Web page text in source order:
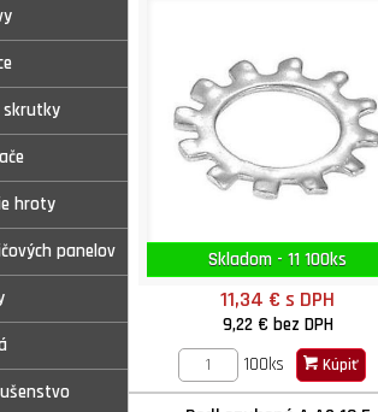
skrutky
hroty
panelov Skladom - 11 100ks
11,34 €s DPH
9,22 € bez DPH
100ks
Kúpiť